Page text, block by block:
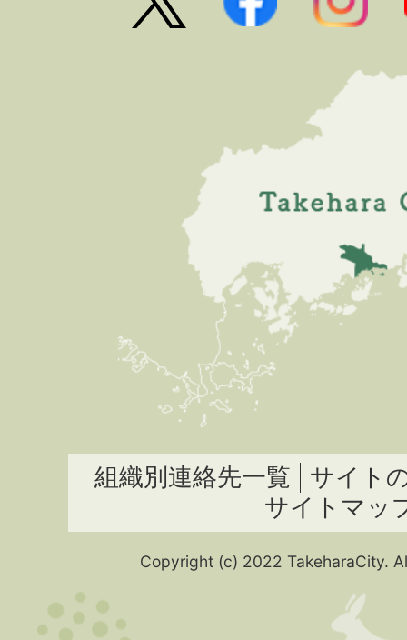
組織別連絡先一覧
サイト
サイトマッ
Copyright (c) 2022 TakeharaCity.